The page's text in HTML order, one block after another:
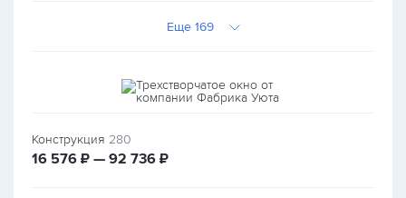
Еще 169
Конструкция 280
16 576 руб.
₽ — 92 736 руб.
₽